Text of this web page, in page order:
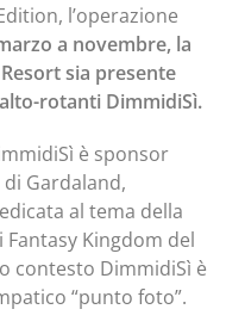
l’operazione
a novembre, la
sia presente
rotanti DimmidiSì.
è sponsor
di Gardaland,
al tema della
Kingdom del
contesto DimmidiSì è
“punto foto”.